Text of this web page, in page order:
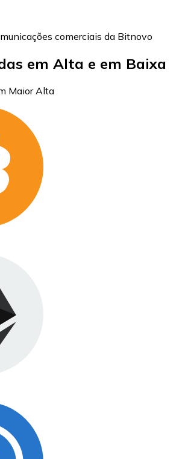
comerciais da Bitnovo
em Alta e em Baixa
Maior Alta